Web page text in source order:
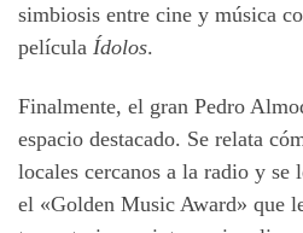
simbiosis entre cine y música
película Ídolos.
Finalmente, el gran Pedro
espacio destacado. Se relata
locales cercanos a la radio y se
el «Golden Music Award» que